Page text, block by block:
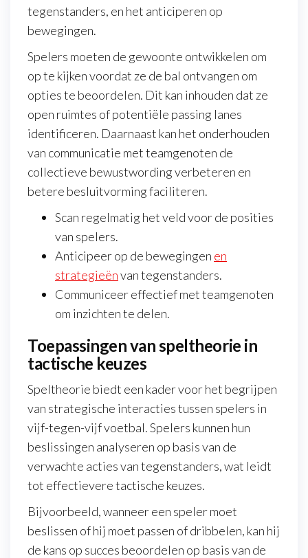
tegenstanders, en het anticiperen op
bewegingen.
Spelers moeten de gewoonte ontwikkelen om
op te kijken voordat ze de bal ontvangen om
opties te beoordelen. Dit kan inhouden dat ze
open ruimtes of potentiële passing lanes
identificeren. Daarnaast kan het onderhouden
van communicatie met teamgenoten de
collectieve bewustwording verbeteren en
betere besluitvorming faciliteren.
Scan regelmatig het veld voor de posities
van spelers.
Anticipeer op de bewegingen en
strategieënvan tegenstanders.
Communiceer effectief met teamgenoten
om inzichten te delen.
Toepassingen van speltheorie in
tactische keuzes
Speltheorie biedt een kader voor het begrijpen
van strategische interacties tussen spelers in
vijf-tegen-vijf voetbal. Spelers kunnen hun
beslissingen analyseren op basis van de
verwachte acties van tegenstanders, wat leidt
tot effectievere tactische keuzes.
Bijvoorbeeld, wanneer een speler moet
beslissen of hij moet passen of dribbelen, kan hij
de kans op succes beoordelen op basis van de